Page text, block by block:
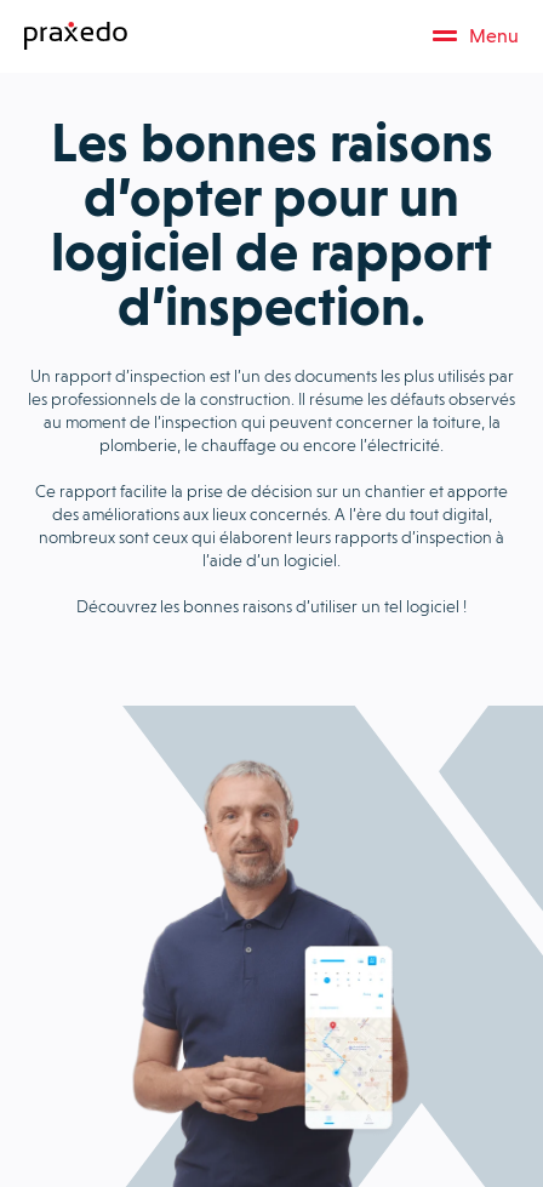
Menu
Les bonnes raisons
d’opter pour un
logiciel de rapport
d’inspection.
Un rapport d’inspection est l’un des documents les plus utilisés par
les professionnels de la construction. Il résume les défauts observés
au moment de l’inspection qui peuvent concerner la toiture, la
plomberie, le chauffage ou encore l’électricité.
Ce rapport facilite la prise de décision sur un chantier et apporte
des améliorations aux lieux concernés. A l’ère du tout digital,
nombreux sont ceux qui élaborent leurs rapports d’inspection à
l’aide d’un logiciel.
Découvrez les bonnes raisons d’utiliser un tel logiciel !